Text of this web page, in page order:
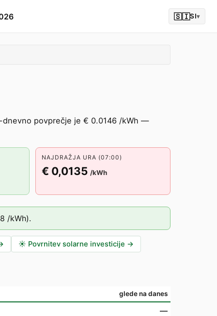
🇸🇮SI▾
dnevno povprečje je € 0.0146 /kWh —
NAJDRAŽJA URA (07:00)
€ 0,0135 /kWh
/kWh).
☀️ Povrnitev solarne investicije →
glede na danes
—